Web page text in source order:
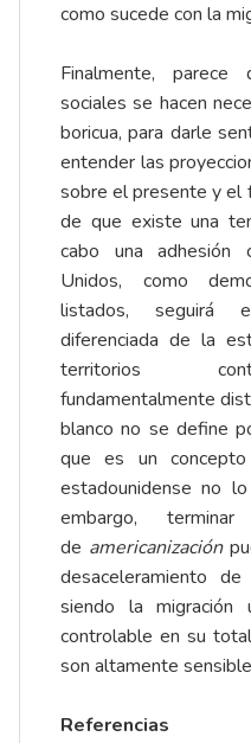
como sucede con la
Finalmente, parece
sociales se hacen
boricua, para darle
entender las
sobre el presente y el
de que existe una
cabo una adhesión
Unidos, como
listados, seguirá
diferenciada de la
territorios
fundamentalmente
blanco no se define
que es un
estadounidense no
embargo,
de americanización
desaceleramiento
siendo la migración
controlable en su
son altamente
Referencias